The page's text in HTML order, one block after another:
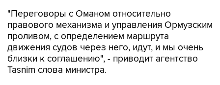
"Переговоры с Оманом относительно
правового механизма и управления Ормузским
проливом, с определением маршрута
движения судов через него, идут, и мы очень
близки к соглашению", - приводит агентство
Tasnim слова министра.